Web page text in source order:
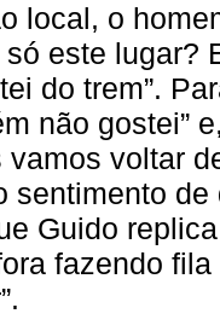
local, o
este lugar?
do trem”.
não gostei”
vamos voltar
sentimento
Guido
fazendo